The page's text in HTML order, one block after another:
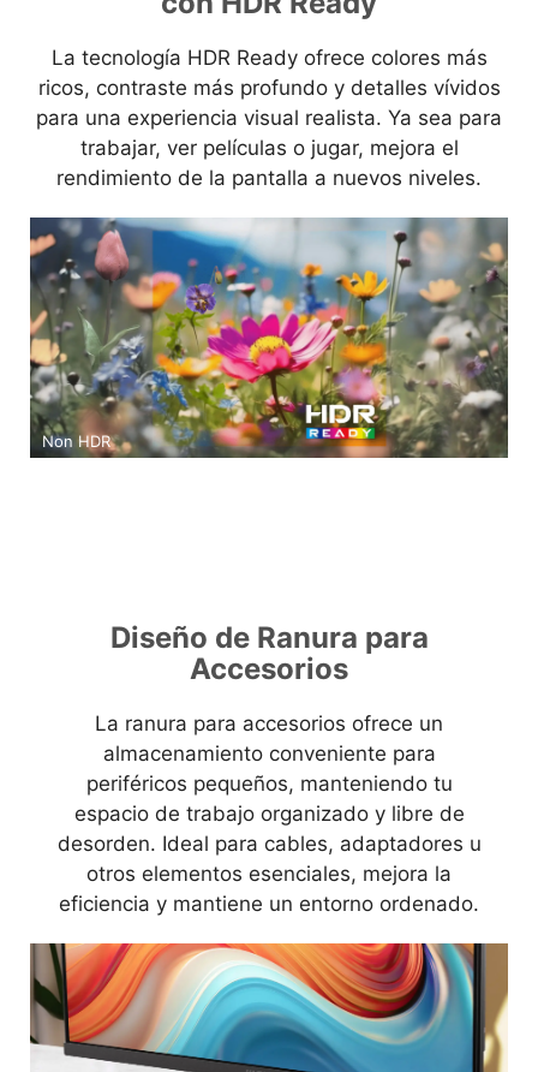
La tecnología HDR Ready ofrece colores más
ricos, contraste más profundo y detalles vívidos
para una experiencia visual realista. Ya sea para
trabajar, ver películas o jugar, mejora el
rendimiento de la pantalla a nuevos niveles.
Non HDR
Diseño de Ranura para
Accesorios
La ranura para accesorios ofrece un
almacenamiento conveniente para
periféricos pequeños, manteniendo tu
espacio de trabajo organizado y libre de
desorden. Ideal para cables, adaptadores u
otros elementos esenciales, mejora la
eficiencia y mantiene un entorno ordenado.